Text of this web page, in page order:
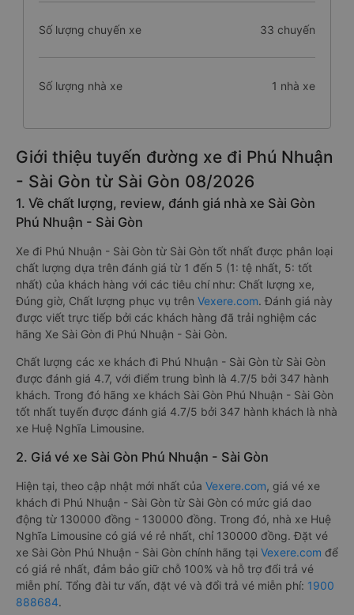
Số lượng chuyến xe 33 chuyến
Số lượng nhà xe 1 nhà xe
Giới thiệu tuyến đường xe đi Phú Nhuận
- Sài Gòn từ Sài Gòn 08/2026
1. Về chất lượng, review, đánh giá nhà xe Sài Gòn
Phú Nhuận - Sài Gòn
Xe đi Phú Nhuận - Sài Gòn từ Sài Gòn tốt nhất được phân loại
chất lượng dựa trên đánh giá từ 1 đến 5 (1: tệ nhất, 5: tốt
nhất) của khách hàng với các tiêu chí như: Chất lượng xe,
Đúng giờ, Chất lượng phục vụ trên Vexere.com. Đánh giá này
được viết trực tiếp bởi các khách hàng đã trải nghiệm các
hãng Xe Sài Gòn đi Phú Nhuận - Sài Gòn.
Chất lượng các xe khách đi Phú Nhuận - Sài Gòn từ Sài Gòn
được đánh giá 4.7, với điểm trung bình là 4.7/5 bởi 347 hành
khách. Trong đó hãng xe khách Sài Gòn Phú Nhuận - Sài Gòn
tốt nhất tuyến được đánh giá 4.7/5 bởi 347 hành khách là nhà
xe Huệ Nghĩa Limousine.
2. Giá vé xe Sài Gòn Phú Nhuận - Sài Gòn
Hiện tại, theo cập nhật mới nhất của Vexere.com, giá vé xe
khách đi Phú Nhuận - Sài Gòn từ Sài Gòn có mức giá dao
động từ 130000 đồng - 130000 đồng. Trong đó, nhà xe Huệ
Nghĩa Limousine có giá vé rẻ nhất, chỉ 130000 đồng. Đặt vé
xe Sài Gòn Phú Nhuận - Sài Gòn chính hãng tại Vexere.com để
có giá rẻ nhất, đảm bảo giữ chỗ 100% và hỗ trợ đổi trả vé
miễn phí. Tổng đài tư vấn, đặt vé và đổi trả vé miễn phí: 1900
888684.